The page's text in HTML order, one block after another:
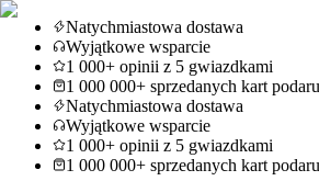
Natychmiastowa dostawa
Wyjątkowe wsparcie
1 000+ opinii z 5 gwiazdkami
1 000 000+ sprzedanych kart
Natychmiastowa dostawa
Wyjątkowe wsparcie
1 000+ opinii z 5 gwiazdkami
1 000 000+ sprzedanych kart